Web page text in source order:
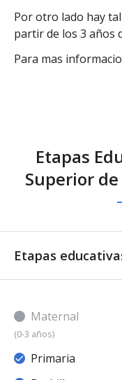
Por otro lado hay
partir de los 3 años
Para mas
Etapas
Superior
Etapas
Maternal
(0-3 años)
Primaria